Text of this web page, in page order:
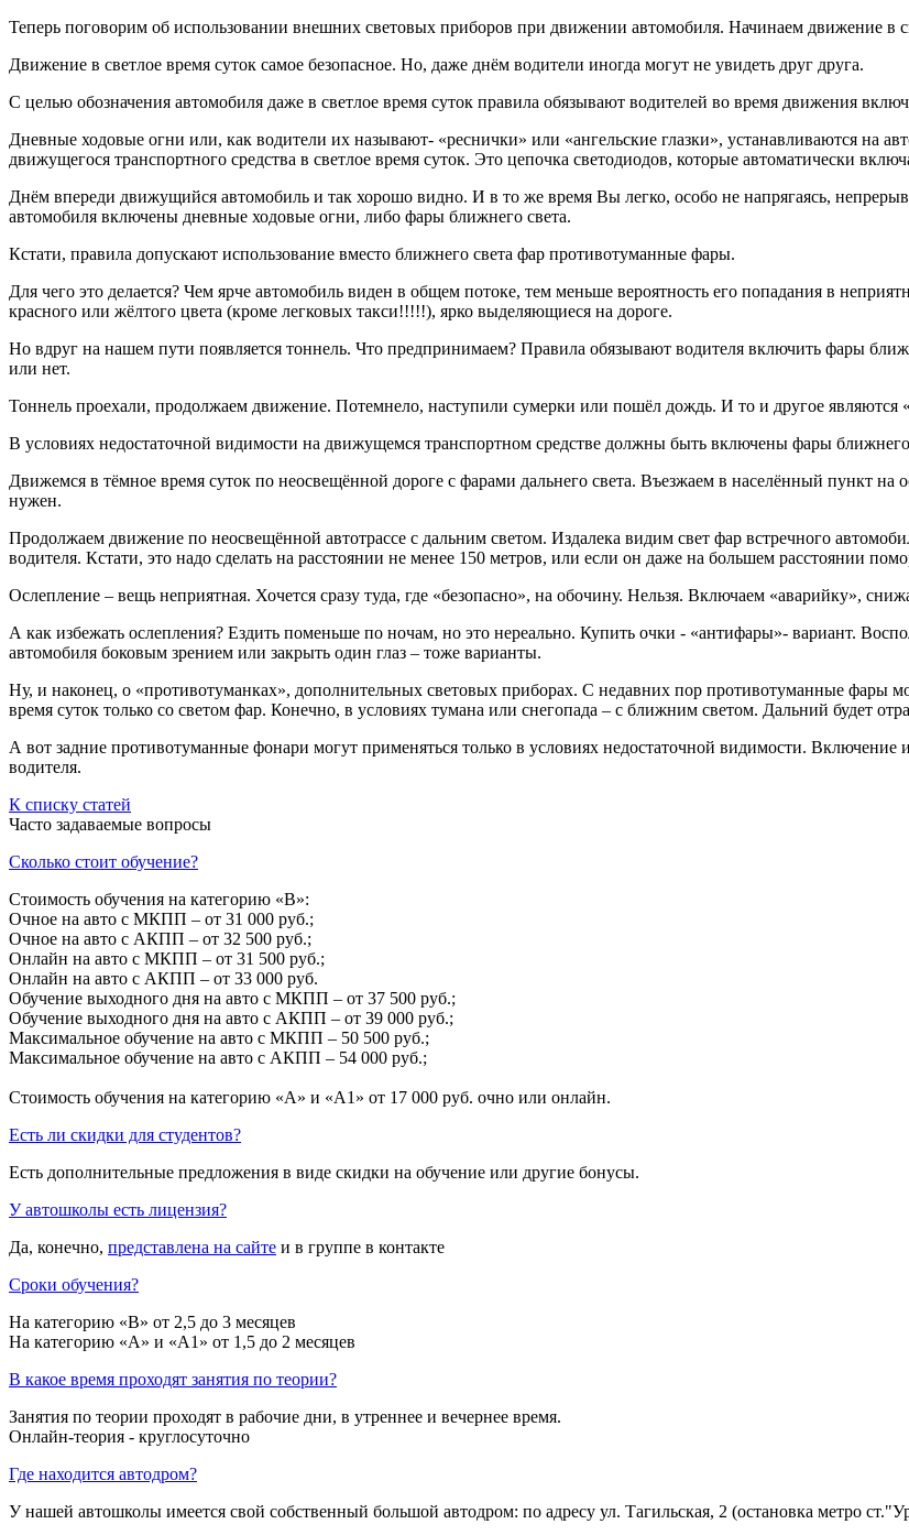
Теперь поговорим об использовании внешних световых приборов при движении автомобиля. Начинаем движение в
Движение в светлое время суток самое безопасное. Но, даже днём водители иногда могут не увидеть друг друга.
С целью обозначения автомобиля даже в светлое время суток правила обязывают водителей во время движения
Дневные ходовые огни или, как водители их называют- «реснички» или «ангельские глазки», устанавливаются на
движущегося транспортного средства в светлое время суток. Это цепочка светодиодов, которые автоматически
Днём впереди движущийся автомобиль и так хорошо видно. И в то же время Вы легко, особо не напрягаясь,
автомобиля включены дневные ходовые огни, либо фары ближнего света.
Кстати, правила допускают использование вместо ближнего света фар противотуманные фары.
Для чего это делается? Чем ярче автомобиль виден в общем потоке, тем меньше вероятность его попадания в
красного или жёлтого цвета (кроме легковых такси!!!!!), ярко выделяющиеся на дороге.
Но вдруг на нашем пути появляется тоннель. Что предпринимаем? Правила обязывают водителя включить фары
или нет.
Тоннель проехали, продолжаем движение. Потемнело, наступили сумерки или пошёл дождь. И то и другое являются
В условиях недостаточной видимости на движущемся транспортном средстве должны быть включены фары ближнего
Движемся в тёмное время суток по неосвещённой дороге с фарами дальнего света. Въезжаем в населённый пункт
нужен.
Продолжаем движение по неосвещённой автотрассе с дальним светом. Издалека видим свет фар встречного
водителя. Кстати, это надо сделать на расстоянии не менее 150 метров, или если он даже на большем расстоянии
Ослепление – вещь неприятная. Хочется сразу туда, где «безопасно», на обочину. Нельзя. Включаем «аварийку»,
А как избежать ослепления? Ездить поменьше по ночам, но это нереально. Купить очки - «антифары»- вариант.
автомобиля боковым зрением или закрыть один глаз – тоже варианты.
Ну, и наконец, о «противотуманках», дополнительных световых приборах. С недавних пор противотуманные фары
время суток только со светом фар. Конечно, в условиях тумана или снегопада – с ближним светом. Дальний будет
А вот задние противотуманные фонари могут применяться только в условиях недостаточной видимости.
водителя.
К списку статей
Часто задаваемые вопросы
Сколько стоит обучение?
Стоимость обучения на категорию «B»:
Очное на авто с МКПП – от 31 000 руб.;
Очное на авто с АКПП – от 32 500 руб.;
Онлайн на авто с МКПП – от 31 500 руб.;
Онлайн на авто с АКПП – от 33 000 руб.
Обучение выходного дня на авто с МКПП – от 37 500 руб.;
Обучение выходного дня на авто с АКПП – от 39 000 руб.;
Максимальное обучение на авто с МКПП – 50 500 руб.;
Максимальное обучение на авто с АКПП – 54 000 руб.;
Стоимость обучения на категорию «A» и «A1» от 17 000 руб. очно или онлайн.
Есть ли скидки для студентов?
Есть дополнительные предложения в виде скидки на обучение или другие бонусы.
У автошколы есть лицензия?
Да, конечно, представлена на сайте и в группе в контакте
Сроки обучения?
На категорию «B» от 2,5 до 3 месяцев
На категорию «A» и «A1» от 1,5 до 2 месяцев
В какое время проходят занятия по теории?
Занятия по теории проходят в рабочие дни, в утреннее и вечернее время.
Онлайн-теория - круглосуточно
Где находится автодром?
У нашей автошколы имеется свой собственный большой автодром: по адресу ул. Тагильская, 2 (остановка метро